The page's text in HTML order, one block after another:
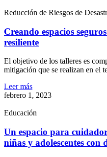
Reducción de Riesgos de
Creando espacios
resiliente
El objetivo de los talleres es
mitigación que se realizan en el
Leer más
febrero 1, 2023
Educación
Un espacio para
niñas y adolescentes con